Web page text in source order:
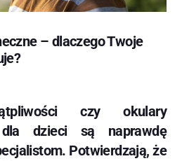
– dlaczego Twoje
czy okulary
dla dzieci są naprawdę
Potwierdzają, że